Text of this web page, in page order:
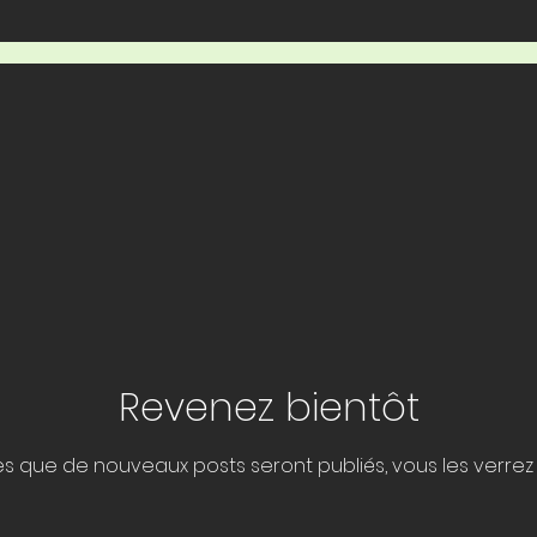
Revenez bientôt
que de nouveaux posts seront publiés, vous les verrez